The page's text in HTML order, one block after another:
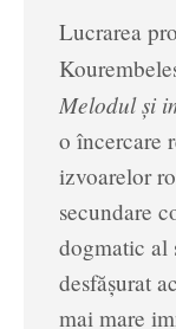
Lucrarea
Melodul și
o încercare
izvoarelor
secundare
dogmatic al
desfășurat
mai mare